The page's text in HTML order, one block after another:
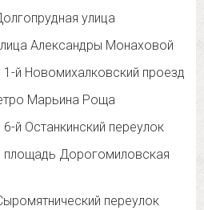
улица
Александры Монаховой
й Новомихалковский проезд
Марьина Роща
й Останкинский переулок
Дорогомиловская
переулок